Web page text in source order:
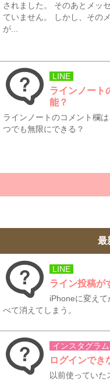
されました。 そのあとメッ
ていません。 しかし、その
が...
LINE
ラインノート
能？
ラインノートのコメント欄
つでも無限にできる？
最
LINE
ライン投稿が
iPhoneに変え
べて消えてしまう。
インスタグラム
ログインでき
以前使っていた